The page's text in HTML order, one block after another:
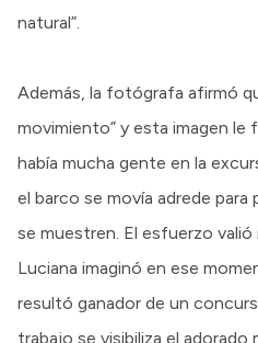
natural”.
Además, la fotógrafa afirmó
movimiento” y esta imagen
había mucha gente en la
el barco se movía adrede
se muestren. El esfuerzo
Luciana imaginó en ese
resultó ganador de un
trabajo se visibiliza el adorado